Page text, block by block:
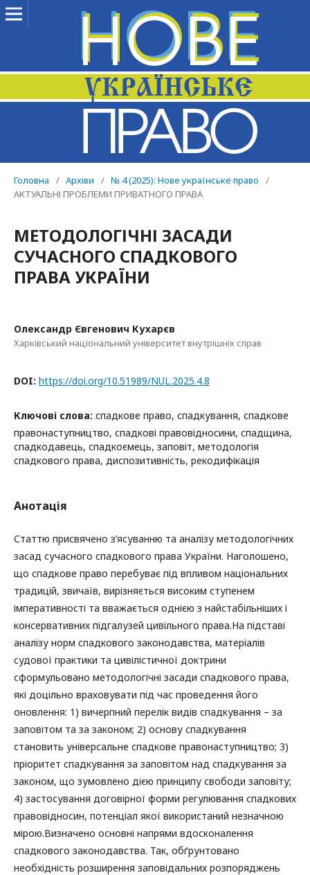
Головна / Архіви / № 4 (2025): Нове українське право
/
АКТУАЛЬНІ ПРОБЛЕМИ ПРИВАТНОГО ПРАВА
МЕТОДОЛОГІЧНІ ЗАСАДИ
СУЧАСНОГО СПАДКОВОГО
ПРАВА УКРАЇНИ
Олександр Євгенович Кухарєв
Харківський національний університет внутрішніх справ
DOI: https://doi.org/10.51989/NUL.2025.4.8
Ключові слова: спадкове право, спадкування, спадкове
правонаступництво, спадкові правовідносини, спадщина,
спадкодавець, спадкоємець, заповіт, методологія
спадкового права, диспозитивність, рекодифікація
Анотація
Статтю присвячено з’ясуванню та аналізу методологічних
засад сучасного спадкового права України. Наголошено,
що спадкове право перебуває під впливом національних
традицій, звичаїв, вирізняється високим ступенем
імперативності та вважається однією з найстабільніших і
консервативних підгалузей цивільного права.На підставі
аналізу норм спадкового законодавства, матеріалів
судової практики та цивілістичної доктрини
сформульовано методологічні засади спадкового права,
які доцільно враховувати під час проведення його
оновлення: 1) вичерпний перелік видів спадкування – за
заповітом та за законом; 2) основу спадкування
становить універсальне спадкове правонаступництво; 3)
пріоритет спадкування за заповітом над спадкування за
законом, що зумовлено дією принципу свободи заповіту;
4) застосування договірної форми регулювання спадкових
правовідносин, потенціал якої використаний незначною
мірою.Визначено основні напрями вдосконалення
спадкового законодавства. Так, обґрунтовано
необхідність розширення заповідальних розпоряджень